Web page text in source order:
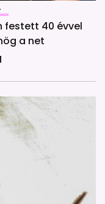
festett 40 évvel
a net